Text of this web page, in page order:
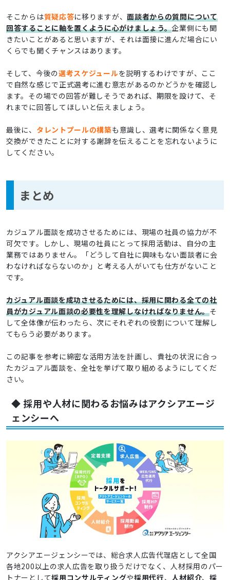
そこからは質疑応答に移りますが、面談者からの質問について
回答することに軸を置くように心がけましょう。企業側にも聞
きたいことがあると思いますが、それは面接に進んだ場合にい
くらでも聞くチャンスはあります。
そして、今後の選考スケジュールを説明するわけですが、ここ
で自然な感じで正式選考に進む意志があるのかどうかを確認し
ます。その場での回答が難しそうであれば、期限を設けて、そ
れまでに回答してほしいと伝えましょう。
最後に、 タレントプールの構築も意識し、選考に関係なく意見
交換ができたことに対する謝辞を伝えることを忘れないように
してください。
まとめ
カジュアル面談を成功させるためには、現場の社員の協力が不
可欠です。しかし、現場の社員にとって採用活動は、自分の主
業務ではありません。「どうして自社に興味もない面談者に会
わなければならないのか」と考える人がいても仕方がないこと
です。
カジュアル面談を成功させるためには、採用に関わる全ての社
員がカジュアル面談の必要性を理解しなければなりません。そ
して全体像が伝わったら、次にそれぞれの役割について理解し
てもらう必要があります。
この記事を参考に綿密な活用方法を計画し、貴社の状況に合っ
たカジュアル面談を、全社を挙げて取り組めるようにしてくだ
さい。
◆ 採用や人材に関わるお悩みはアクシアエージ
ェンシーへ
アクシアエージェンシーでは、総合求人広告代理店として全国
各地200以上の求人広告を取り扱うだけでなく、人材採用のパー
トナーとして採用コンサルティングや採用代行、 人材紹介、 採